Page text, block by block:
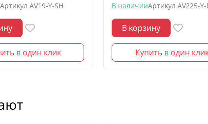
Артикул AV19-Y-SH
в один клик
В наличииАртикул AV225-
В корзину
Купить в один